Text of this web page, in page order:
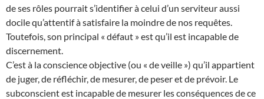
de ses rôles pourrait s’identifier à celui d’un serviteur aussi
docile qu’attentif à satisfaire la moindre de nos requêtes.
Toutefois, son principal « défaut » est qu’il est incapable de
discernement.
C’est à la conscience objective (ou « de veille ») qu’il appartient
de juger, de réfléchir, de mesurer, de peser et de prévoir. Le
subconscient est incapable de mesurer les conséquences de ce